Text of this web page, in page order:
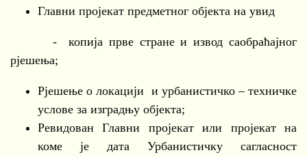
Главни пројекат предметног објекта на увид
- копија прве стране и извод саобраћајног
рјешења;
Рјешење о локацији и урбанистичко – техничке
услове за изградњу објекта;
Ревидован Главни пројекат или пројекат на
коме је дата Урбанистичку сагласност